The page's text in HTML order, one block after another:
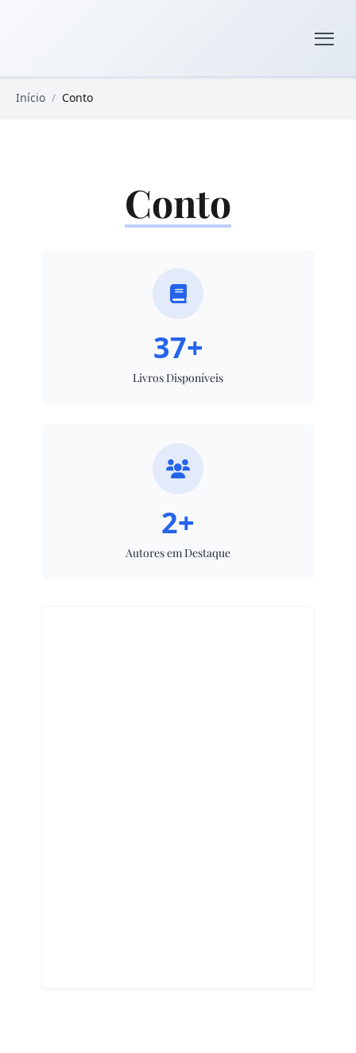
Início / Conto
Conto
37+
Livros Disponíveis
2+
Autores em Destaque